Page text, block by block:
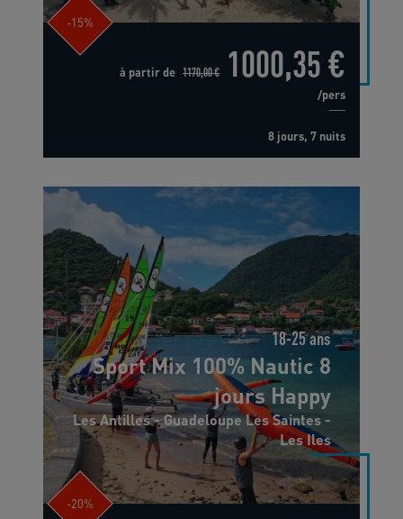
-15%
à partir de 1170,00 € 1000,35 €
/pers
8 jours, 7 nuits
18-25 ans
Sport Mix 100% Nautic 8
jours Happy
Les Antilles - Guadeloupe Les Saintes -
Les Iles
-20%